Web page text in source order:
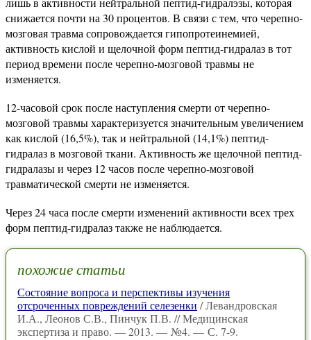
снижается почти на 30 процентов. В связи с тем, что черепно-
мозговая травма сопровождается гипопротеинемией,
активность кислой и щелочной форм пептид-гидралаз в тот
период времени после черепно-мозговой травмы не
изменяется.
12-часовой срок после наступления смерти от черепно-
мозговой травмы характеризуется значительным увеличением
как кислой (16,5%), так и нейтральной (14,1%) пептид-
гидралаз в мозговой ткани. Активность же щелочной пептид-
гидралазы и через 12 часов после черепно-мозговой
травматической смерти не изменяется.
Через 24 часа после смерти изменений активности всех трех
форм пептид-гидралаз также не наблюдается.
похожие статьи
Состояние вопроса и перспективы изучения
отсроченных повреждений селезенки / Левандровская
И.А., Леонов С.В., Пинчук П.В. // Медицинская
экспертиза и право. — 2013. — №4. — С. 7-9.